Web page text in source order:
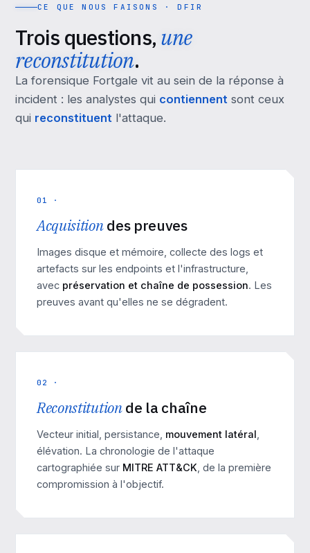
CE QUE NOUS FAISONS · DFIR
Trois questions, une
reconstitution.
La forensique Fortgale vit au sein de la réponse à
incident : les analystes qui contiennent sont ceux
qui reconstituent l'attaque.
01 ·
Acquisitiondes preuves
Images disque et mémoire, collecte des logs et
artefacts sur les endpoints et l'infrastructure,
avec préservation et chaîne de possession. Les
preuves avant qu'elles ne se dégradent.
02 ·
Reconstitutionde la chaîne
Vecteur initial, persistance, mouvement latéral
élévation. La chronologie de l'attaque
cartographiée sur MITRE ATT&CK , de la première
compromission à l'objectif.